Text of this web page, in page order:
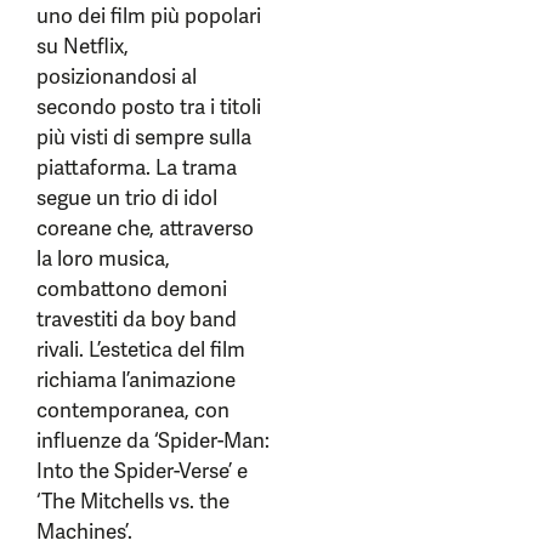
uno dei film più popolari
su Netflix,
posizionandosi al
secondo posto tra i titoli
più visti di sempre sulla
piattaforma. La trama
segue un trio di idol
coreane che, attraverso
la loro musica,
combattono demoni
travestiti da boy band
rivali. L’estetica del film
richiama l’animazione
contemporanea, con
influenze da ‘Spider-Man:
Into the Spider-Verse’ e
‘The Mitchells vs. the
Machines’.